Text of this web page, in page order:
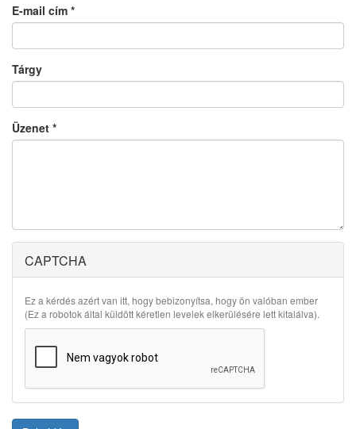
E-mail cím *
Tárgy
Üzenet *
CAPTCHA
Ez a kérdés azért van itt, hogy bebizonyítsa, hogy ön valóban ember
(Ez a robotok által küldött kéretlen levelek elkerülésére lett kitalálva).